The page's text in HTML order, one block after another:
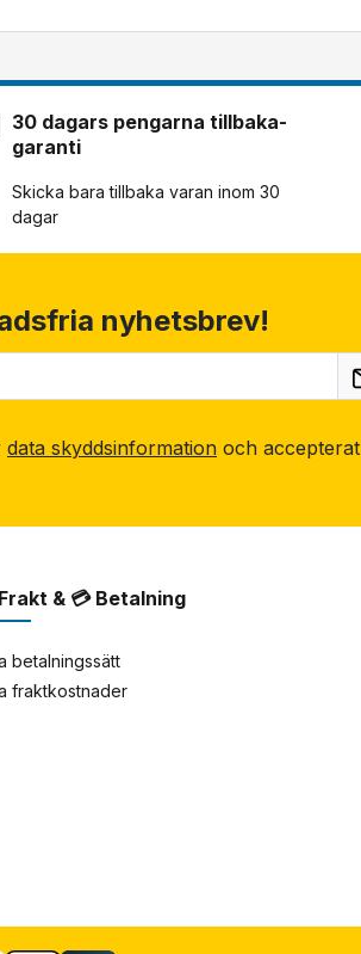
30 dagars pengarna tillbaka-
garanti
Skicka bara tillbaka varan inom 30
dagar
nyhetsbrev!
data skyddsinformation och accepterat
& 💳 Betalning
betalningssätt
fraktkostnader